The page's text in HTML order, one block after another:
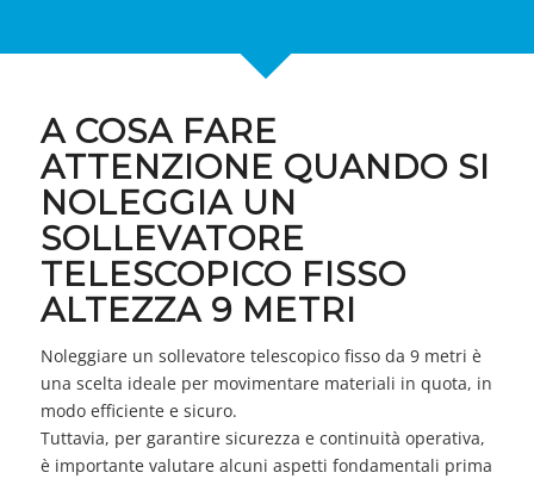
A COSA FARE
ATTENZIONE QUANDO SI
NOLEGGIA UN
SOLLEVATORE
TELESCOPICO FISSO
ALTEZZA 9 METRI
Noleggiare un sollevatore telescopico fisso da 9 metri è
una scelta ideale per movimentare materiali in quota, in
modo efficiente e sicuro.
Tuttavia, per garantire sicurezza e continuità operativa,
è importante valutare alcuni aspetti fondamentali prima